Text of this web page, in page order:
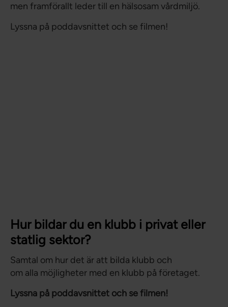
men framförallt leder till en hälsosam vårdmiljö.
Lyssna på poddavsnittet och se filmen!
Hur bildar du en klubb i privat eller
statlig sektor?
Samtal om hur det är att bilda klubb och
om alla möjligheter med en klubb på företaget.
Lyssna på poddavsnittet och se filmen!